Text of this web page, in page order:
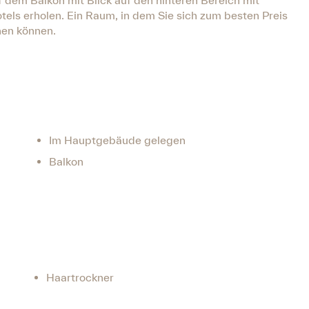
erholen. Ein Raum, in dem Sie sich zum besten Preis
können.
Im Hauptgebäude gelegen
Balkon
Haartrockner